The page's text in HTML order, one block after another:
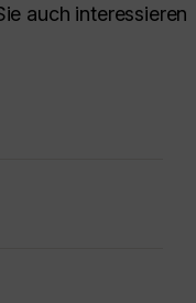
auch interessieren